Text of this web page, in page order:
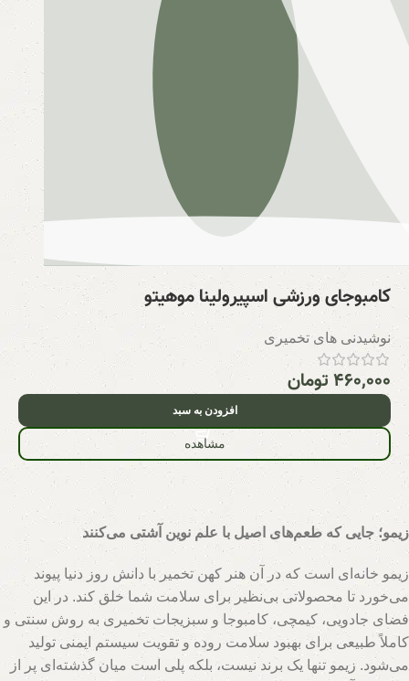
کامبوجای ورزشی اسپیرولینا موهیتو
نوشیدنی های تخمیری
۴۶۰,۰۰۰تومان
افزودن به سبد
مشاهده
زیمو؛ جایی که طعم‌های اصیل با علم نوین آشتی می‌کنند
زیمو خانه‌ای است که در آن هنر کهن تخمیر با دانش روز دنیا پیوند
می‌خورد تا محصولاتی بی‌نظیر برای سلامت شما خلق کند. در این
فضای جادویی، کیمچی، کامبوجا و سبزیجات تخمیری به روش سنتی و
کاملاً طبیعی برای بهبود سلامت روده و تقویت سیستم ایمنی تولید
می‌شود. زیمو تنها یک برند نیست، بلکه پلی است میان گذشته‌ای پر از